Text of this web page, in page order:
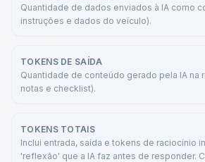
Quantidade de dados enviados à IA como
instruções e dados do veículo).
TOKENS DE SAÍDA
Quantidade de conteúdo gerado pela IA na
notas e checklist).
TOKENS TOTAIS
Inclui entrada, saída e tokens de raciocínio
'reflexão' que a IA faz antes de responder.